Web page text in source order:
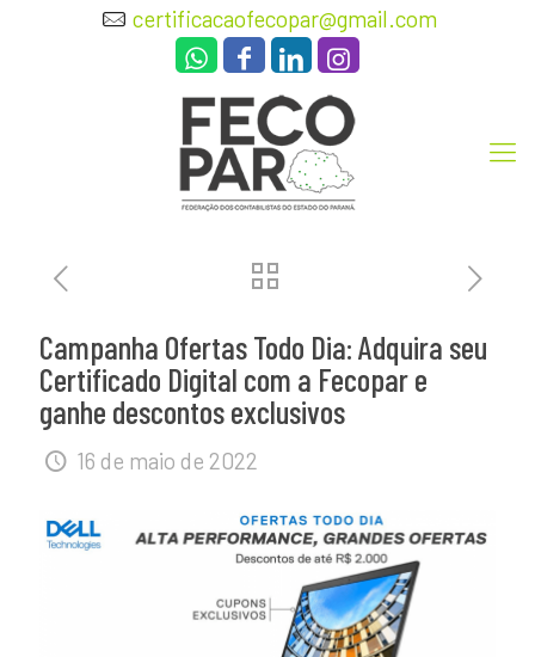
certificacaofecopar@gmail.com
Campanha Ofertas Todo Dia: Adquira seu
Certificado Digital com a Fecopar e
ganhe descontos exclusivos
16 de maio de 2022